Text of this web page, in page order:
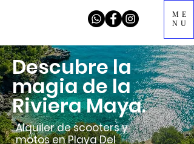
ME
NU
Descubre la
magia de la
Riviera Maya.
Alquiler de scooters y
motos en Playa Del